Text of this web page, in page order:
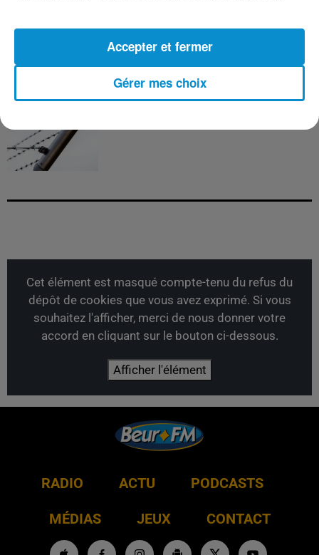
3 août 2026
Après le drame de Ceuta, des familles
Cet élément est masqué compte-tenu du refus du
dépôt de cookies que vous avez exprimé. Si vous
souhaitez l'afficher, merci de nous donner votre
accord en cliquant sur le bouton ci-dessous.
Afficher l'élément
RADIO ACTU PODCASTS
MÉDIAS JEUX CONTACT
Gérer mes choix
Accepter et fermer